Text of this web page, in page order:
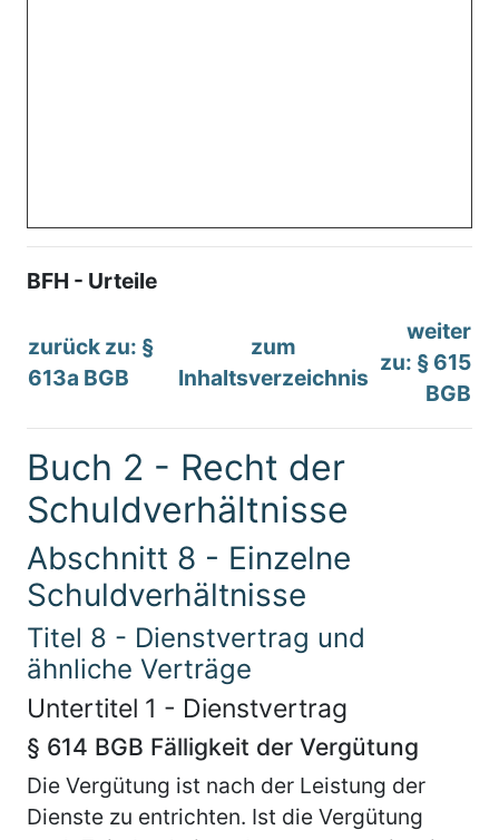
BFH - Urteile
zurück zu: §
613a BGB
zum
Inhaltsverzeichnis
weiter
zu: § 615
BGB
Buch 2 - Recht der
Schuldverhältnisse
Abschnitt 8 - Einzelne
Schuldverhältnisse
Titel 8 - Dienstvertrag und
ähnliche Verträge
Untertitel 1 - Dienstvertrag
§ 614 BGB Fälligkeit der Vergütung
Die Vergütung ist nach der Leistung der
Dienste zu entrichten. Ist die Vergütung